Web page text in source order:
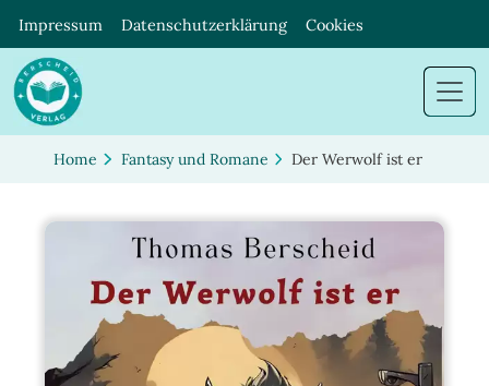
Impressum Datenschutzerklärung Cookies
Home Fantasy und Romane Der Werwolf ist er